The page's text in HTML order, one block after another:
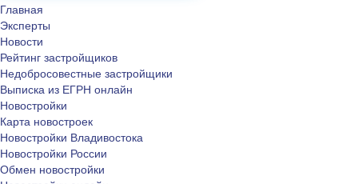
Главная
Эксперты
Новости
Рейтинг застройщиков
Недобросовестные застройщики
Выписка из ЕГРН онлайн
Новостройки
Карта новостроек
Новостройки Владивостока
Новостройки России
Обмен новостройки